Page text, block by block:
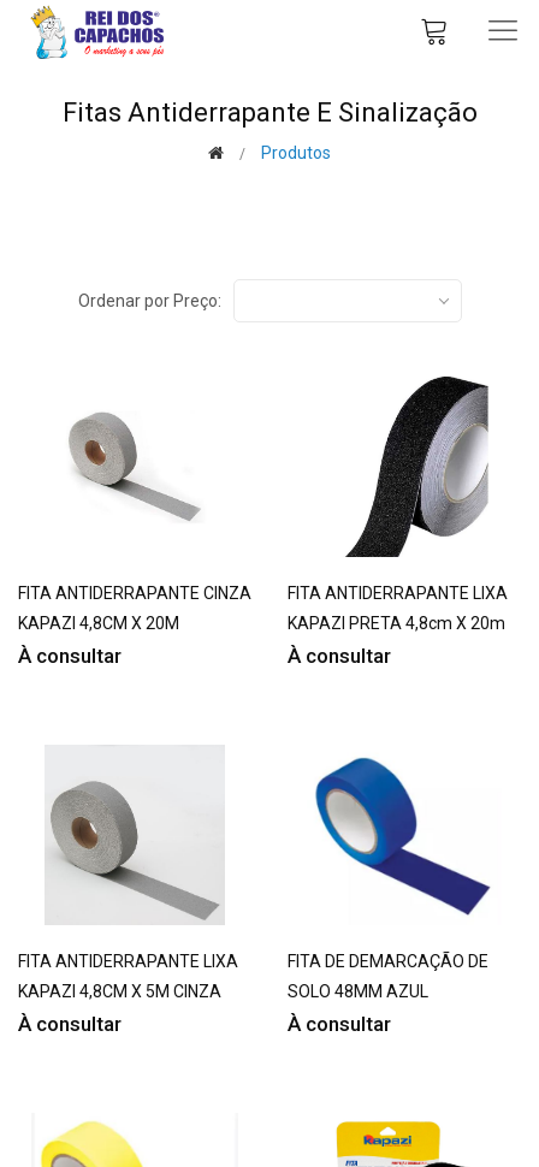
Fitas Antiderrapante E Sinalização
Produtos
Ordenar por Preço:
FITA ANTIDERRAPANTE CINZA
KAPAZI 4,8CM X 20M
À consultar
FITA ANTIDERRAPANTE LIXA
KAPAZI PRETA 4,8cm X 20m
À consultar
FITA ANTIDERRAPANTE LIXA
KAPAZI 4,8CM X 5M CINZA
À consultar
FITA DE DEMARCAÇÃO DE
SOLO 48MM AZUL
À consultar